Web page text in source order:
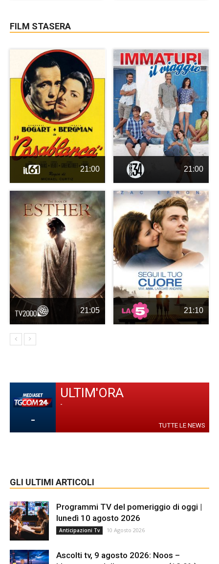
FILM STASERA
21:00 21:00
21:05 21:10
-
ULTIM'ORA
-
TUTTE LE NEWS
GLI ULTIMI ARTICOLI
Programmi TV del pomeriggio di oggi |
lunedì 10 agosto 2026
Anticipazioni Tv 10 Agosto 2026
Ascolti tv, 9 agosto 2026: Noos –